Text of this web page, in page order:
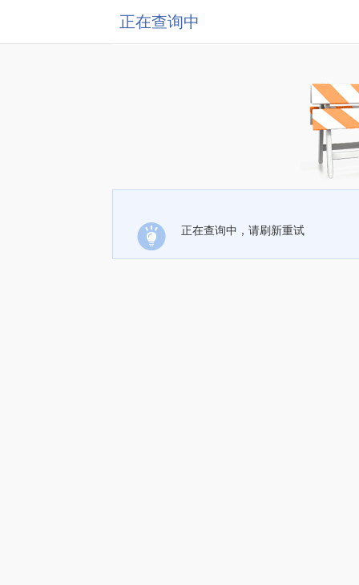
正在查询中
正在查询中，请刷新重试